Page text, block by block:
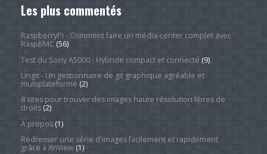
Les plus commentés
RaspberryPi - Comment faire un média-center complet avec
RaspBMC(56)
Test du Sony A5000 - Hybride compact et connecté (9)
Ungit - Un gestionnaire de git graphique agréable et
multiplateforme (2)
8 sites pour trouver des images haute résolution libres de
droits(2)
À propos(1)
Redresser une série d'images facilement et rapidement
grâce à XnView(1)